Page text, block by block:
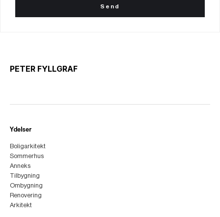
PETER FYLLGRAF
Ydelser
Boligarkitekt
Sommerhus
Anneks
Tilbygning
Ombygning
Renovering
Arkitekt